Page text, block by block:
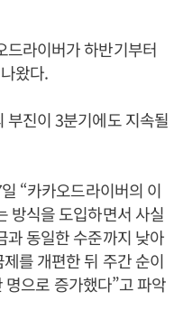
드라이버가 하반기부터
왔다.
부진이 3분기에도 지속될
“카카오드라이버의 이
방식을 도입하면서 사실
과 동일한 수준까지 낮아
를 개편한 뒤 주간 순이
으로 증가했다”고 파악